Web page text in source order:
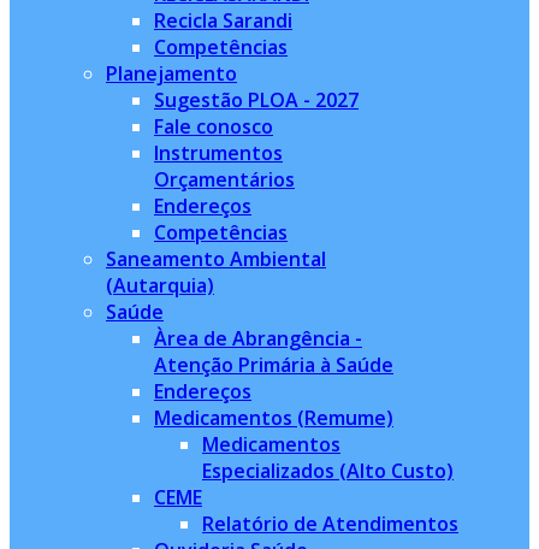
Recicla Sarandi
Competências
Planejamento
Sugestão PLOA - 2027
Fale conosco
Instrumentos
Orçamentários
Endereços
Competências
Saneamento Ambiental
(Autarquia)
Saúde
Àrea de Abrangência -
Atenção Primária à Saúde
Endereços
Medicamentos (Remume)
Medicamentos
Especializados (Alto Custo)
CEME
Relatório de Atendimentos